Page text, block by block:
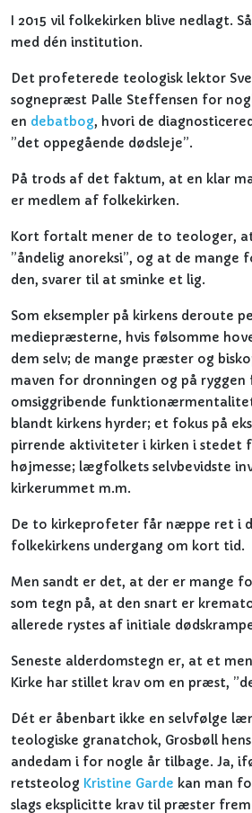
I 2015 vil folkekirken blive nedlagt.
med dén institution.
Det profeterede teologisk lektor
sognepræst Palle Steffensen for
en debatbog, hvori de
”det oppegående dødsleje”.
På trods af det faktum, at en klar
er medlem af folkekirken.
Kort fortalt mener de to teologer,
”åndelig anoreksi”, og at de mange
den, svarer til at sminke et lig.
Som eksempler på kirkens deroute
mediepræsterne, hvis følsomme
dem selv; de mange præster og
maven for dronningen og på ryggen
omsiggribende
blandt kirkens hyrder; et fokus på
pirrende aktiviteter i kirken i stedet
højmesse; lægfolkets selvbevidste
kirkerummet m.m.
De to kirkeprofeter får næppe ret i
folkekirkens undergang om kort tid.
Men sandt er det, at der er mange
som tegn på, at den snart er
allerede rystes af initiale
Seneste alderdomstegn er, at et
Kirke har stillet krav om en præst,
Dét er åbenbart ikke en selvfølge
teologiske granatchok, Grosbøll
andedam i for nogle år tilbage. Ja,
retsteolog Kristine Garde kan man
slags eksplicitte krav til præster